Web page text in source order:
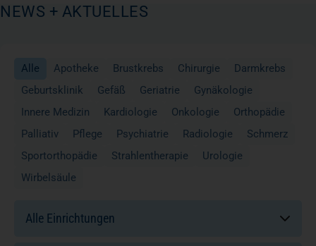
NEWS + AKTUELLES
Alle Apotheke Brustkrebs Chirurgie
Darmkrebs
Geburtsklinik
Gefäß Geriatrie
Gynäkologie
Innere Medizin
Kardiologie Onkologie
Orthopädie
Palliativ
Pflege Psychiatrie Radiologie
Schmerz
Sportorthopädie
Strahlentherapie
Urologie
Wirbelsäule